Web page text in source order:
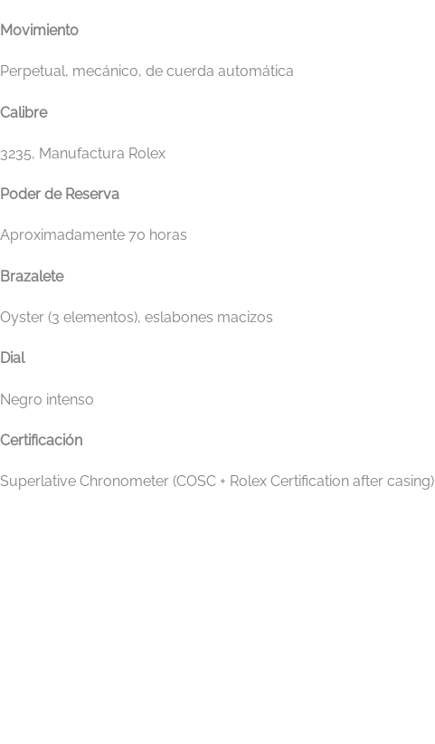
Movimiento
Perpetual, mecánico, de cuerda automática
Calibre
3235, Manufactura Rolex
Poder de Reserva
Aproximadamente 70 horas
Brazalete
Oyster (3 elementos), eslabones macizos
Dial
Negro intenso
Certificación
Superlative Chronometer (COSC + Rolex Certification after casing)